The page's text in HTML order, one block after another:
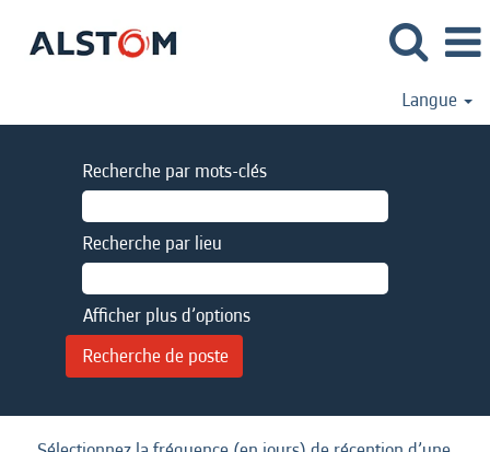
Langue
Recherche par mots-clés
Recherche par lieu
Afficher plus d’options